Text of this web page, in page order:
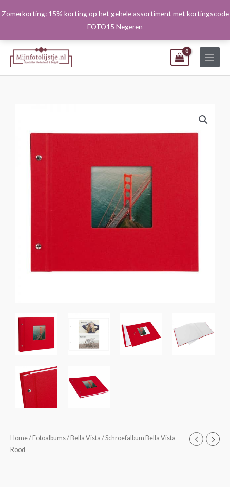
Zomerkorting: 15% korting op het gehele assortiment met kortingscode
FOTO15 Negeren
naar
Home/ Fotoalbums/ Bella Vista / Schroefalbum Bella Vista –
Rood
Prijsklasse:
Schroefalbum
Bella